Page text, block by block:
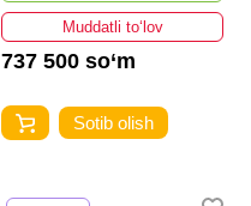
Muddatli to‘lov
737 500 so‘m
Sotib olish